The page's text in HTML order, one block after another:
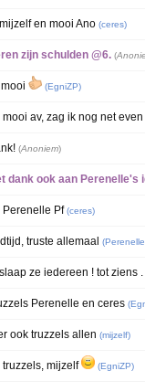
en mooi Ano (ceres)
zijn schulden @6. (
(EgniZP)
mooi av, zag ik nog net
(Anoniem)
dank ook aan Perenelle's
Perenelle Pf (ceres)
truste allemaal (Perenelle
ze iedereen ! tot ziens .
Perenelle en ceres (
ook truzzels allen (mijzelf)
truzzels, mijzelf (EgniZP)